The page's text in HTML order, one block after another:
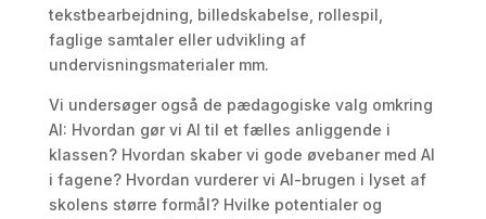
tekstbearbejdning, billedskabelse, rollespil,
faglige samtaler eller udvikling af
undervisningsmaterialer mm.
Vi undersøger også de pædagogiske valg omkring
AI: Hvordan gør vi AI til et fælles anliggende i
klassen? Hvordan skaber vi gode øvebaner med AI
i fagene? Hvordan vurderer vi AI-brugen i lyset af
skolens større formål? Hvilke potentialer og